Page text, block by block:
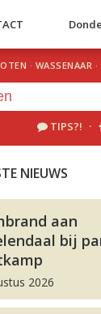
· WASSENAAR ·
TIPS?! ·
NIEUWS
aan
bij
2026